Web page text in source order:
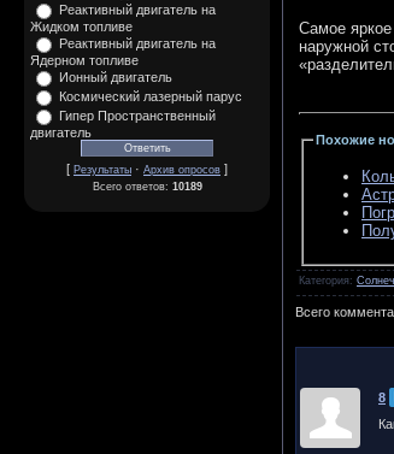
Реактивный двигатель на
Жидком топливе
Реактивный двигатель на
Ядерном топливе
Ионный двигатель
Космический лазерный парус
Гипер Пространственный
двигатель
[ Результаты · Архив опросов ]
Всего ответов: 10189
Самое
наружной
Похожие
Категория:
Всего
8